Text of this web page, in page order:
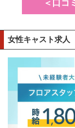
＜口コ
女性キャスト求人